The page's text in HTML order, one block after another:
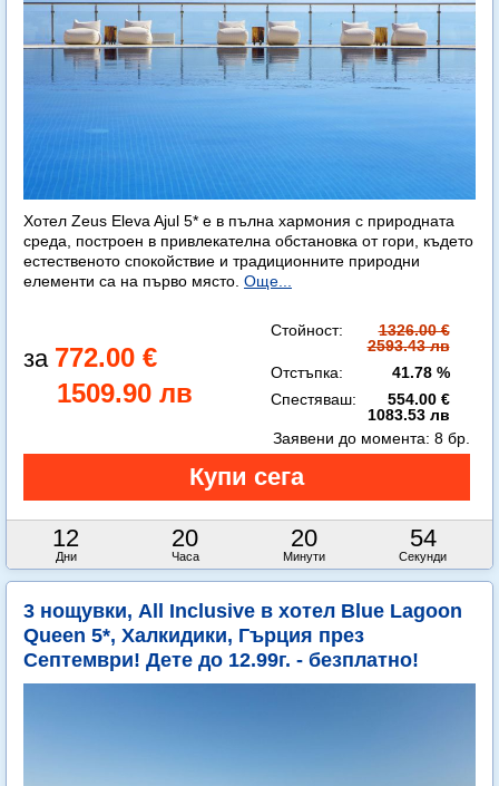
Хотел Zeus Eleva Ajul 5* е в пълна хармония с природната
среда, построен в привлекателна обстановка от гори, където
естественото спокойствие и традиционните природни
елементи са на първо място. Още...
772.00 €
1509.90 лв
Стойност:
1326.00 €
2593.43 лв
Отстъпка:
41.78 %
Спестяваш:
554.00 €
1083.53 лв
12
Дни
20
Часа
20
Минути
53
Секунди
Заявени до момента: 8 бр.
3 нощувки, All Inclusive в хотел Blue Lagoon
Queen 5*, Халкидики, Гърция през
Септември! Дете до 12.99г. - безплатно!